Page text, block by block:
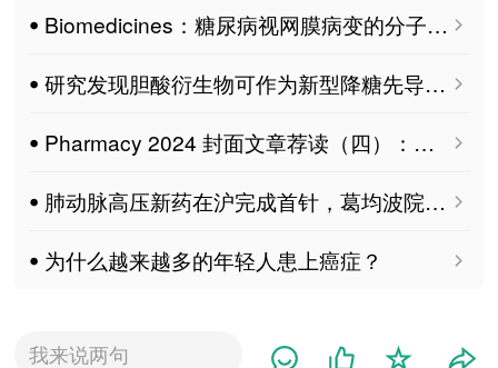
ꔷ Biomedicines：糖尿病视网膜病变的分子研究 MDPI 特刊征稿
ꔷ 研究发现胆酸衍生物可作为新型降糖先导分子
ꔷ Pharmacy 2024 封面文章荐读（四）：重新设计药房以改善公共卫生结果 MDPI Pharmacy
ꔷ 肺动脉高压新药在沪完成首针，葛均波院士：早筛早治是关键
ꔷ 为什么越来越多的年轻人患上癌症？
我来说两句